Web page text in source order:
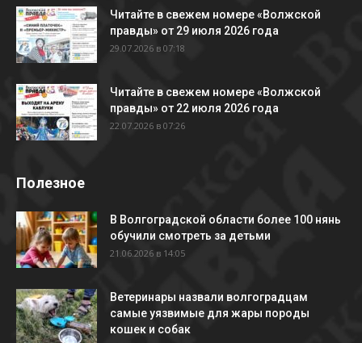
Читайте в свежем номере «Волжской
правды» от 29 июля 2026 года
29.07.2026 в 07:18
Читайте в свежем номере «Волжской
правды» от 22 июля 2026 года
22.07.2026 в 07:26
Полезное
В Волгоградской области более 100 нянь
обучили смотреть за детьми
21.06.2026 в 14:05
Ветеринары назвали волгоградцам
самые уязвимые для жары породы
кошек и собак